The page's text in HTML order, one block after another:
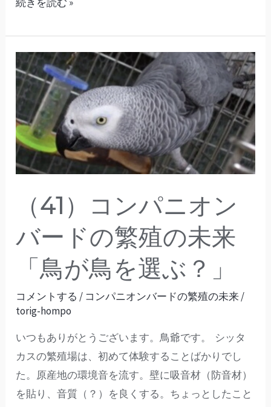
間」
（41）コンパニオン
バードの繁殖の未来
「鳥が鳥を選ぶ？」
コメントする / コンパニオンバードの繁殖の未来/
torig-hompo
いつもありがとうございます。鳥爺です。 シッタ
カスの繁殖場は、初めて体験することばかりでし
た。原産地の環境音を流す。壁に吸音材（防音材）
を貼り、音質（？）を良くする。ちょっとしたこと
（41）
コ
ン
パ
ニ
オ
ン
ド
の
の
来
「鳥
が
鳥